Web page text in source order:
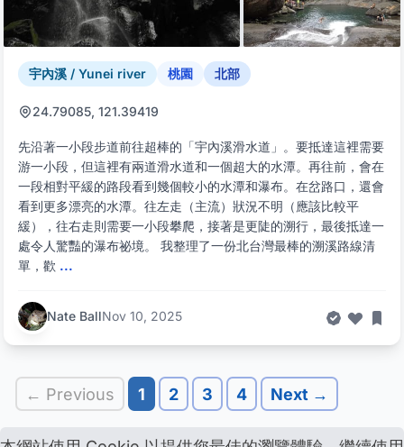
宇內溪 / Yunei river 桃園 北部
24.79085, 121.39419
先沿著一小段步道前往超棒的「宇內溪滑水道」。要抵達這裡需要
游一小段，但這裡有兩道滑水道和一個超大的水潭。再往前，會在
一段相對平緩的路段看到幾個較小的水潭和瀑布。在岔路口，還會
看到更多漂亮的水潭。往左走（主流）狀況不明（應該比較平
緩），往右走則需要一小段攀爬，接著是更陡的溯行，最後抵達一
處令人驚豔的瀑布祕境。 我整理了一份北台灣最棒的溯溪路線清
單，歡 ...
Nate BallNov 10, 2025
← Previous 1 2 3 4 Next →